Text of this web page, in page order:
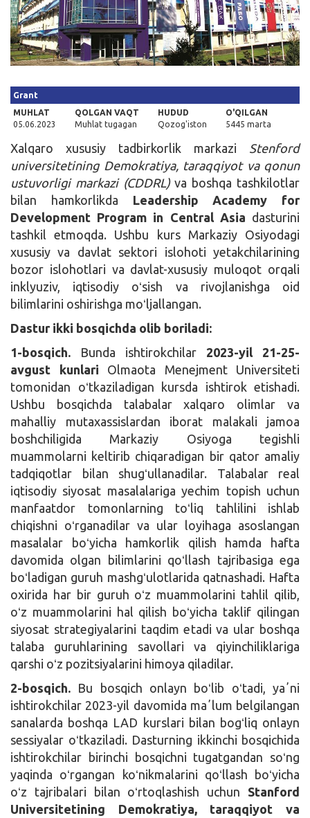
Grant
MUHLAT
05.06.2023
QOLGAN VAQT
Muhlat tugagan
HUDUD
Qozog'iston
O'QILGAN
5445 marta
Xalqaro xususiy tadbirkorlik markazi
Stenford
universitetining Demokratiya, taraqqiyot va qonun
ustuvorligi markazi (CDDRL)va boshqa tashkilotlar
bilan hamkorlikda Leadership Academy for
Development Program in Central Asia dasturini
tashkil etmoqda. Ushbu kurs Markaziy Osiyodagi
xususiy va davlat sektori islohoti yetakchilarining
bozor islohotlari va davlat-xususiy muloqot orqali
inklyuziv, iqtisodiy oʻsish va rivojlanishga oid
bilimlarini oshirishga moʻljallangan.
Dastur ikki bosqichda olib boriladi:
1-bosqich. Bunda ishtirokchilar 2023-yil 21-25-
avgust
kunlari Olmaota Menejment Universiteti
tomonidan oʻtkaziladigan kursda ishtirok etishadi.
Ushbu bosqichda talabalar xalqaro olimlar va
mahalliy mutaxassislardan iborat malakali jamoa
boshchiligida Markaziy Osiyoga tegishli
muammolarni keltirib chiqaradigan bir qator amaliy
tadqiqotlar bilan shugʻullanadilar. Talabalar real
iqtisodiy siyosat masalalariga yechim topish uchun
manfaatdor tomonlarning toʻliq tahlilini ishlab
chiqishni oʻrganadilar va ular loyihaga asoslangan
masalalar boʻyicha hamkorlik qilish hamda hafta
davomida olgan bilimlarini qoʻllash tajribasiga ega
boʻladigan guruh mashgʻulotlarida qatnashadi. Hafta
oxirida har bir guruh oʻz muammolarini tahlil qilib,
oʻz muammolarini hal qilish boʻyicha taklif qilingan
siyosat strategiyalarini taqdim etadi va ular boshqa
talaba guruhlarining savollari va qiyinchiliklariga
qarshi oʻz pozitsiyalarini himoya qiladilar.
2-bosqich. Bu bosqich onlayn boʻlib oʻtadi, yaʼni
ishtirokchilar 2023-yil davomida maʼlum belgilangan
sanalarda boshqa LAD kurslari bilan bogʻliq onlayn
sessiyalar oʻtkaziladi. Dasturning ikkinchi bosqichida
ishtirokchilar birinchi bosqichni tugatgandan soʻng
yaqinda oʻrgangan koʻnikmalarini qoʻllash boʻyicha
oʻz tajribalari bilan oʻrtoqlashish uchun Stanford
Universitetining
Demokratiya, taraqqiyot va